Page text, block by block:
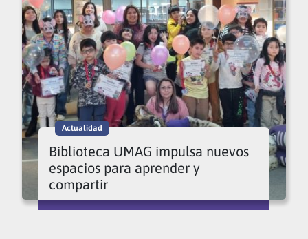
Actualidad
Biblioteca UMAG impulsa nuevos
espacios para aprender y
compartir